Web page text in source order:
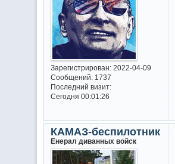
Зарегистрирован: 2022-04-09
Сообщений:1737
Последний визит:
Сегодня 00:01:26
КАМАЗ-беспилотник
Енерал диванных войск